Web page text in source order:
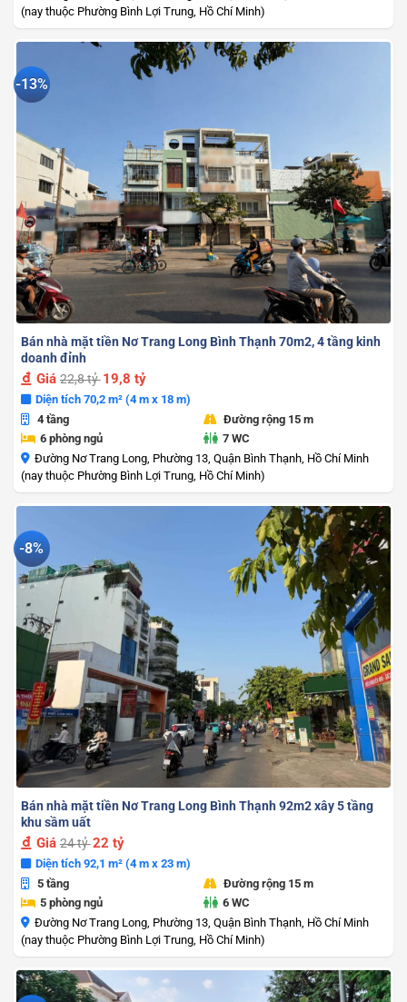
(nay thuộc Phường Bình Lợi Trung, Hồ Chí Minh)
-13%
Bán nhà mặt tiền Nơ Trang Long Bình Thạnh 70m2, 4 tầng kinh
doanh đỉnh
Giá22,8 tỷ 19,8 tỷ
Diện tích 70,2 m² (4 m x 18 m)
4 tầng
Đường rộng 15 m
6 phòng ngủ
7 WC
Đường Nơ Trang Long, Phường 13, Quận Bình Thạnh, Hồ Chí Minh
(nay thuộc Phường Bình Lợi Trung, Hồ Chí Minh)
-8%
Bán nhà mặt tiền Nơ Trang Long Bình Thạnh 92m2 xây 5 tầng
khu sầm uất
Giá24 tỷ22 tỷ
Diện tích 92,1 m² (4 m x 23 m)
5 tầng
Đường rộng 15 m
5 phòng ngủ
6 WC
Đường Nơ Trang Long, Phường 13, Quận Bình Thạnh, Hồ Chí Minh
(nay thuộc Phường Bình Lợi Trung, Hồ Chí Minh)